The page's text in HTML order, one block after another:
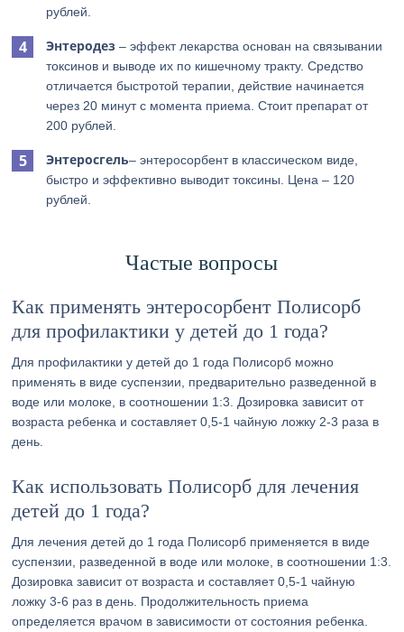
рублей.
Энтеродез – эффект лекарства основан на связывании
токсинов и выводе их по кишечному тракту. Средство
отличается быстротой терапии, действие начинается
через 20 минут с момента приема. Стоит препарат от
200 рублей.
Энтеросгель– энтеросорбент в классическом виде,
быстро и эффективно выводит токсины. Цена – 120
рублей.
Частые вопросы
Как применять энтеросорбент Полисорб
для профилактики у детей до 1 года?
Для профилактики у детей до 1 года Полисорб можно
применять в виде суспензии, предварительно разведенной в
воде или молоке, в соотношении 1:3. Дозировка зависит от
возраста ребенка и составляет 0,5-1 чайную ложку 2-3 раза в
день.
Как использовать Полисорб для лечения
детей до 1 года?
Для лечения детей до 1 года Полисорб применяется в виде
суспензии, разведенной в воде или молоке, в соотношении 1:3.
Дозировка зависит от возраста и составляет 0,5-1 чайную
ложку 3-6 раз в день. Продолжительность приема
определяется врачом в зависимости от состояния ребенка.